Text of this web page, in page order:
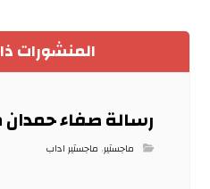
المنشورات
رسالة صفاء حمدان
ماجستير, ماجستير اداب